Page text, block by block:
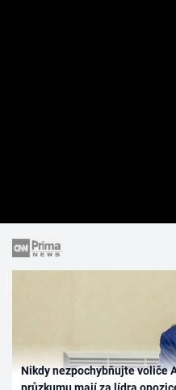
Nikdy nezpochybňujte voliče
průzkumu mají za lídra